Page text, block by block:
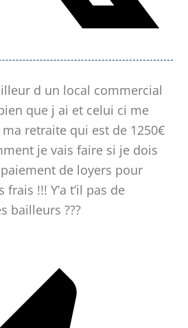
d un local commercial
que j ai et celui ci me
retraite qui est de 1250€
je vais faire si je dois
de loyers pour
!!! Y’a t’il pas de
bailleurs ???